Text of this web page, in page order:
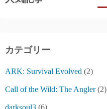
カテゴリー
ARK: Survival Evolved (2)
Call of the Wild: The Angler(2)
darksoul3 (6)